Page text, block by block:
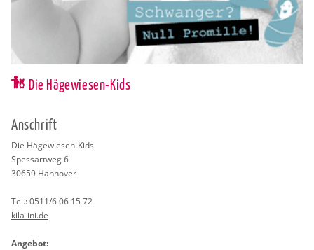
Die Hägewiesen-Kids
An­schrift
Die Hä­ge­wie­sen-Kids
Spes­sart­weg 6
30659 Han­no­ver
Tel.:0511/6 06 15 72
kila-ini.de
An­ge­bot: